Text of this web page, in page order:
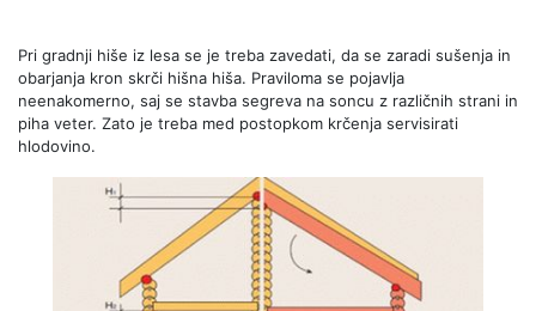
Pri gradnji hiše iz lesa se je treba zavedati, da se zaradi sušenja in
obarjanja kron skrči hišna hiša. Praviloma se pojavlja
neenakomerno, saj se stavba segreva na soncu z različnih strani in
piha veter. Zato je treba med postopkom krčenja servisirati
hlodovino.